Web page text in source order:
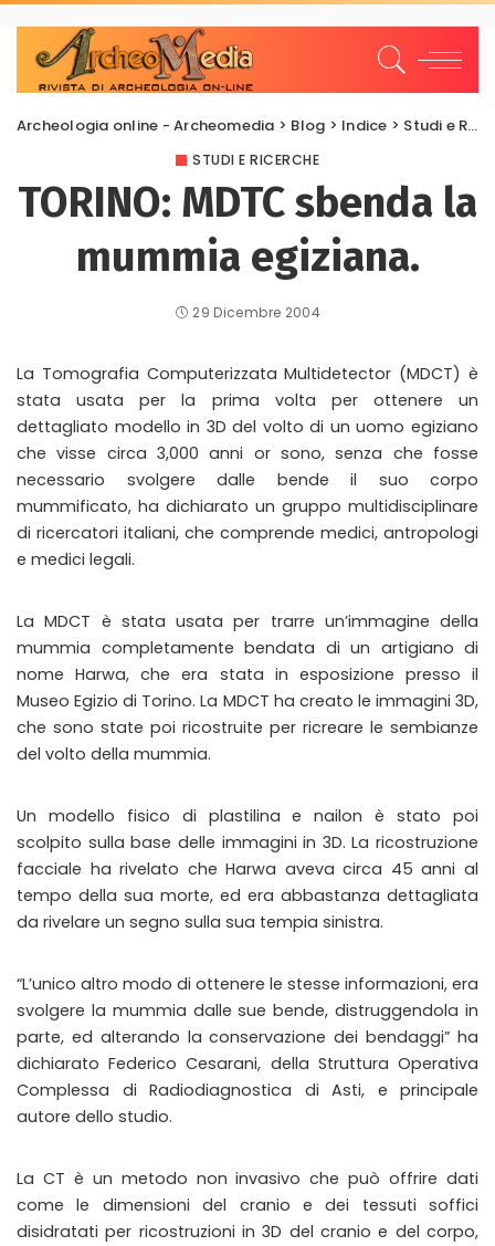
Archeologia online - Archeomedia > Blog > Indice > Studi e Ricerche
STUDI E RICERCHE
TORINO: MDTC sbenda la
mummia egiziana.
29 Dicembre 2004
La Tomografia Computerizzata Multidetector (MDCT) è
stata usata per la prima volta per ottenere un
dettagliato modello in 3D del volto di un uomo egiziano
che visse circa 3,000 anni or sono, senza che fosse
necessario svolgere dalle bende il suo corpo
mummificato, ha dichiarato un gruppo multidisciplinare
di ricercatori italiani, che comprende medici, antropologi
e medici legali.
La MDCT è stata usata per trarre un’immagine della
mummia completamente bendata di un artigiano di
nome Harwa, che era stata in esposizione presso il
Museo Egizio di Torino. La MDCT ha creato le immagini 3D,
che sono state poi ricostruite per ricreare le sembianze
del volto della mummia.
Un modello fisico di plastilina e nailon è stato poi
scolpito sulla base delle immagini in 3D. La ricostruzione
facciale ha rivelato che Harwa aveva circa 45 anni al
tempo della sua morte, ed era abbastanza dettagliata
da rivelare un segno sulla sua tempia sinistra.
“L’unico altro modo di ottenere le stesse informazioni, era
svolgere la mummia dalle sue bende, distruggendola in
parte, ed alterando la conservazione dei bendaggi” ha
dichiarato Federico Cesarani, della Struttura Operativa
Complessa di Radiodiagnostica di Asti, e principale
autore dello studio.
La CT è un metodo non invasivo che può offrire dati
come le dimensioni del cranio e dei tessuti soffici
disidratati per ricostruzioni in 3D del cranio e del corpo,